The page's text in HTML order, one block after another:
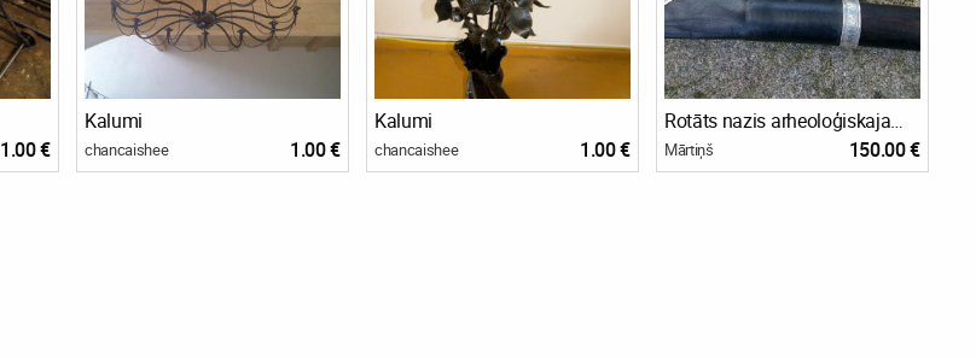
1.00 €
Kalumi
chancaishee 1.00 €
Kalumi
chancaishee 1.00 €
Rotāts nazis arheoloģiskajam tautastērpam.
Mārtiņš 150.00 €